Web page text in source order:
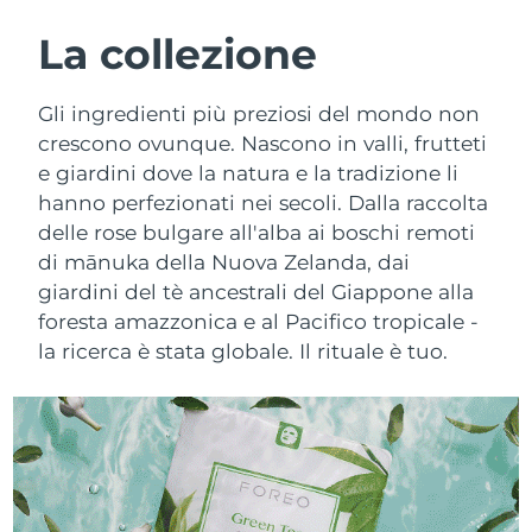
La collezione
Gli ingredienti più preziosi del mondo non
crescono ovunque. Nascono in valli, frutteti
e giardini dove la natura e la tradizione li
hanno perfezionati nei secoli. Dalla raccolta
delle rose bulgare all'alba ai boschi remoti
di mānuka della Nuova Zelanda, dai
giardini del tè ancestrali del Giappone alla
foresta amazzonica e al Pacifico tropicale -
la ricerca è stata globale. Il rituale è tuo.
Detersione viso
LUNA™ 4 pacchetto
Anti-aging massage
LUNA™ 4 Plus
Massage, LED heating
LUNA™ 4 Men
For men, anti-aging massage
Lifting viso
BEAR™ 2 pacchetto
Microcurrent toning
BEAR™ 2 go
Microcurrent toning on-the-go
BEAR™ 2 eyes & lips
Microcurrent line smoothing device
Idratazione
UFO™ 3 pacchetto
Deep facial hydration
UFO™ 3 LED
Near-infrared and red light therapy
device
Igiene orale
issa™ 4
Hybrid silicone sonic toothbrush
issa™ 4 plus
Smart hybrid silicone sonic toothbrush
TRATTAMENTI ANTI-AGE FAQ™
Anti-age Trattamenti LED
NEW
Austria
Belgio Consegna stimata10/8/26
Bermuda Consegna stimata16/8/26
Bosnia ed
Erzegovina
Consegna stimata
Brunei Consegna stimata
Bulgaria Consegna stimata10/8/26
Canada Consegna stimata14/8/26
Cile Consegna stimata14/8/26